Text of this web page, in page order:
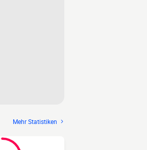
Mehr Statistiken